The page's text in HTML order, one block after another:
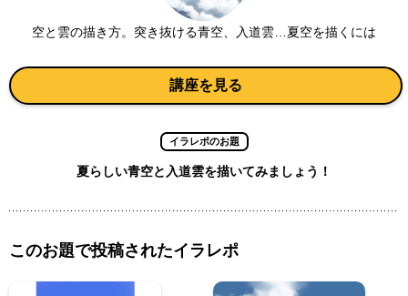
空と雲の描き方。突き抜ける青空、入道雲…夏空を描くには
講座を見る
イラレポのお題
夏らしい青空と入道雲を描いてみましょう！
このお題で投稿されたイラレポ